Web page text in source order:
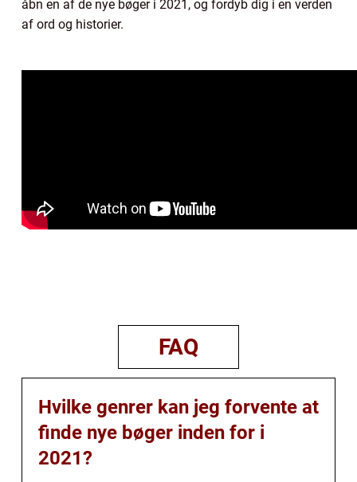
åbn en af de nye bøger i 2021, og fordyb dig i en verden
af ord og historier.
FAQ
Hvilke genrer kan jeg forvente at
finde nye bøger inden for i
2021?